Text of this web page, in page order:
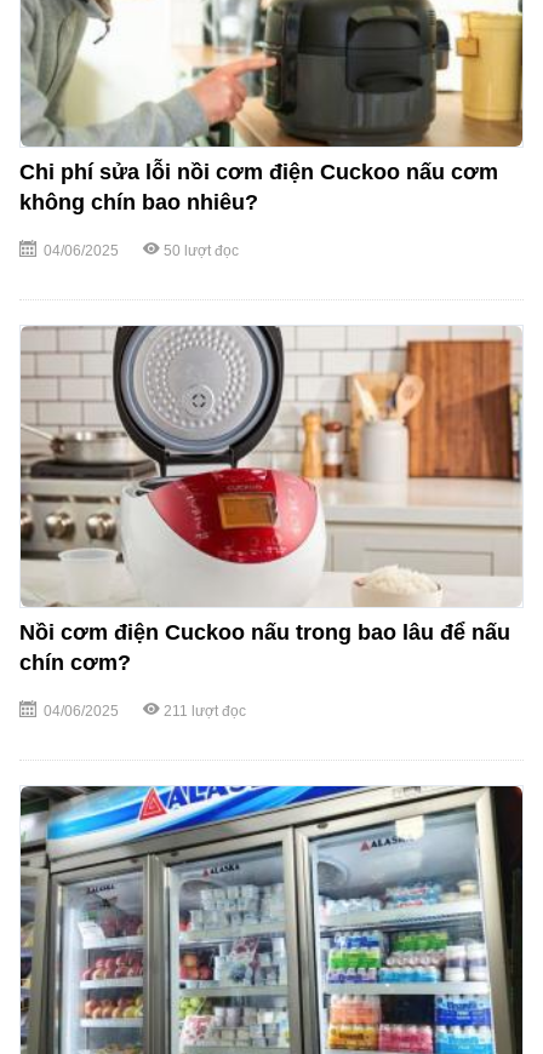
Chi phí sửa lỗi nồi cơm điện Cuckoo nấu cơm
không chín bao nhiêu?
04/06/2025 50 lượt đọc
Nồi cơm điện Cuckoo nấu trong bao lâu để nấu
chín cơm?
04/06/2025 211 lượt đọc